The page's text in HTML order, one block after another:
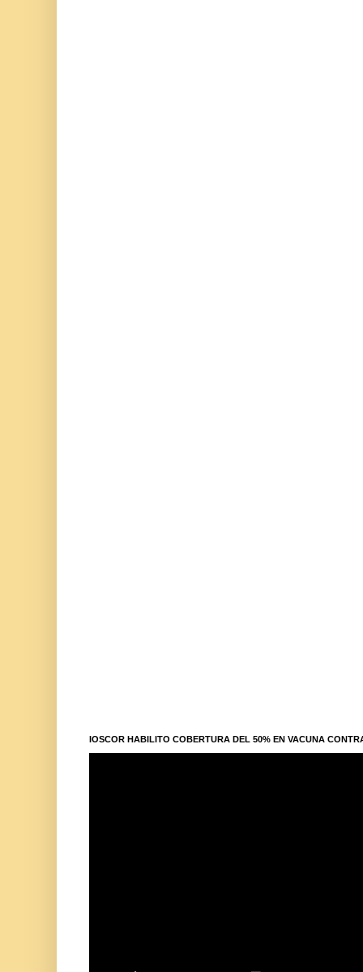
IOSCOR HABILITO COBERTURA DEL 50% EN VACUNA